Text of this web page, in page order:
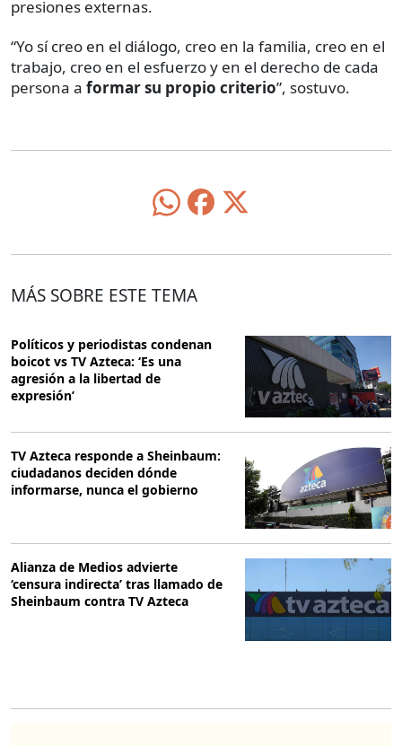
presiones externas.
“Yo sí creo en el diálogo, creo en la familia, creo en el
trabajo, creo en el esfuerzo y en el derecho de cada
persona a formar su propio criterio”, sostuvo.
MÁS SOBRE ESTE TEMA
Políticos y periodistas condenan
boicot vs TV Azteca: ‘Es una
agresión a la libertad de
expresión’
TV Azteca responde a Sheinbaum:
ciudadanos deciden dónde
informarse, nunca el gobierno
Alianza de Medios advierte
‘censura indirecta’ tras llamado de
Sheinbaum contra TV Azteca